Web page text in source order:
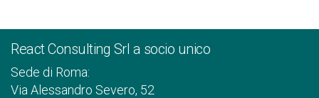
React Consulting Srl a socio unico
Sede di Roma:
Via Alessandro Severo, 52